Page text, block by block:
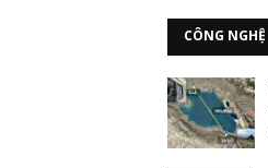
CÔNG NGHỆ